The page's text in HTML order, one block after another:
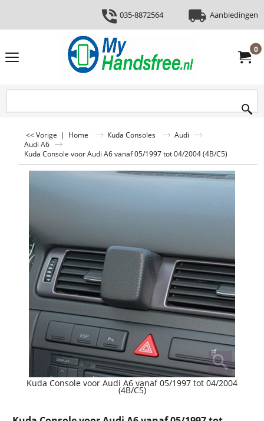
035-8872564 Aanbiedingen
0
<< Vorige | Home Kuda Consoles
Audi
Audi A6
Kuda Console voor Audi A6 vanaf 05/1997 tot 04/2004 (4B/C5)
Kuda Console voor Audi A6 vanaf 05/1997 tot 04/2004
(4B/C5)